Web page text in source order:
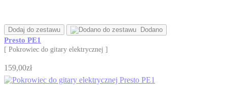
Dodaj do zestawu Dodano
Presto PE1
[ Pokrowiec do gitary elektrycznej ]
159,00zł